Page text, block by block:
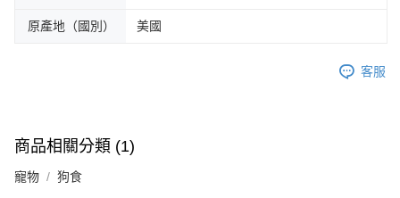
原產地（國別） 美國
客服
商品相關分類 (1)
寵物 狗食